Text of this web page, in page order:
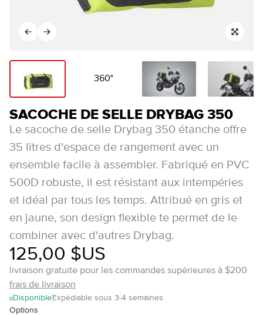
360°
SACOCHE DE SELLE DRYBAG 350
Le sacoche de selle Drybag 350 étanche offre
35 litres d'espace de rangement avec un
ensemble facile à assembler. Fabriqué en PVC
500D robuste, il est résistant aux intempéries
et idéal par tous les temps. Attribué en gris et
en jaune, son design flexible te permet de le
combiner avec d'autres Drybag.
125,00 $US
livraison gratuite pour les commandes supérieures à $200
frais de livraison
Disponible Expédiable sous 3-4 semaines
Options